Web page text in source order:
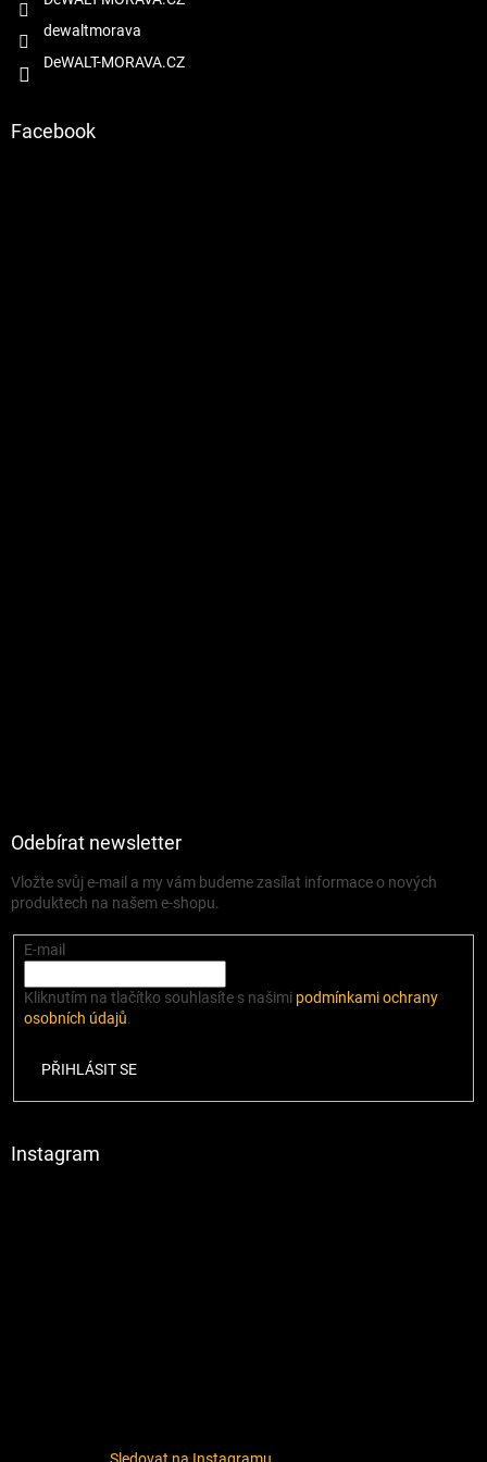
dewaltmorava
DeWALT-MORAVA.CZ
Facebook
Odebírat newsletter
Vložte svůj e-mail a my vám budeme zasílat informace o nových
produktech na našem e-shopu.
E-mail
Kliknutím na tlačítko souhlasíte s našimi podmínkami ochrany
osobních údajů.
PŘIHLÁSIT SE
Instagram